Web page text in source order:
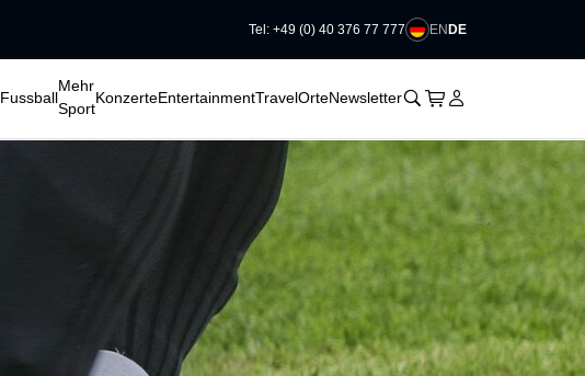
Tel: +49 (0) 40 376 77 777 ENDE
Fussball
Mehr
Sport
KonzerteEntertainmentTravelOrteNewsletter􀊫 Warenkorb
􀍩 Login
􀉩